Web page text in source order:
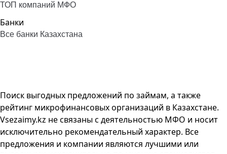
ТОП компаний МФО
Банки
Все банки Казахстана
Поиск выгодных предложений по займам, а также
рейтинг микрофинансовых организаций в Казахстане.
Vsezaimy.kz не связаны с деятельностью МФО и носит
исключительно рекомендательный характер. Все
предложения и компании являются лучшими или